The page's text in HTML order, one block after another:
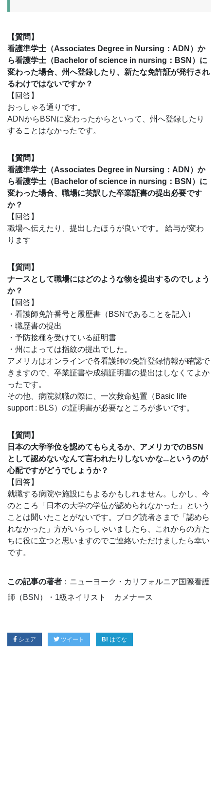
【質問】
看護準学士（Associates Degree in Nursing：ADN）か
ら看護学士（Bachelor of science in nursing：BSN）に
変わった場合、州へ登録したり、新たな免許証が発行され
るわけではないですか？
【回答】
おっしゃる通りです。
ADNからBSNに変わったからといって、州へ登録したり
することはなかったです。
【質問】
看護準学士（Associates Degree in Nursing：ADN）か
ら看護学士（Bachelor of science in nursing：BSN）に
変わった場合、職場に英訳した卒業証書の提出必要です
か？
【回答】
職場へ伝えたり、提出したほうが良いです。 給与が変わ
ります
【質問】
ナースとして職場にはどのような物を提出するのでしょう
か？
【回答】
・看護師免許番号と履歴書（BSNであることを記入）
・職歴書の提出
・予防接種を受けている証明書
・州によっては指紋の提出でした。
アメリカはオンラインで各看護師の免許登録情報が確認で
きますので、卒業証書や成績証明書の提出はしなくてよか
ったです。
その他、病院就職の際に、一次救命処置（Basic life
support : BLS）の証明書が必要なところが多いです。
【質問】
日本の大学学位を認めてもらえるか、アメリカでのBSN
として認めないなんて言われたりしないかな...というのが
心配ですがどうでしょうか？
【回答】
就職する病院や施設にもよるかもしれません。しかし、今
のところ「日本の大学の学位が認められなかった」という
ことは聞いたことがないです。ブログ読者さまで「認めら
れなかった」方がいらっしゃいましたら、これからの方た
ちに役に立つと思いますのでご連絡いただけましたら幸い
です。
この記事の著者 ：ニューヨーク・カリフォルニア国際看護
師（BSN）・1級ネイリスト カメナース
シェア ツイート はてな